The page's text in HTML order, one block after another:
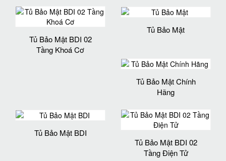
Tủ Bảo Mật BDI 02
Tầng Khoá Cơ
Tủ Bảo Mật
Tủ Bảo Mật Chính
Hãng
Tủ Bảo Mật BDI
Tủ Bảo Mật BDI 02
Tầng Điện Tử